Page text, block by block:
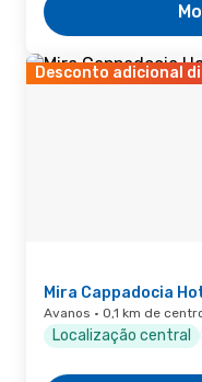
Desconto adicional
Mira Cappadocia
Avanos · 0,1 km de
Localização central